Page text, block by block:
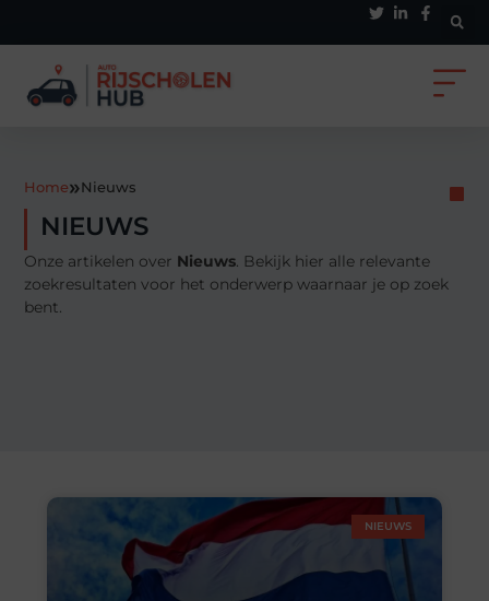
NIEUWS
Onze artikelen over Nieuws . Bekijk hier alle relevante
zoekresultaten voor het onderwerp waarnaar je op zoek
bent.
Home»Nieuws
NIEUWS